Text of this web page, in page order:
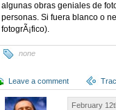
algunas obras geniales de
personas. Si fuera blanco o
fotogrÃ¡fico).
none
Leave a comment
February